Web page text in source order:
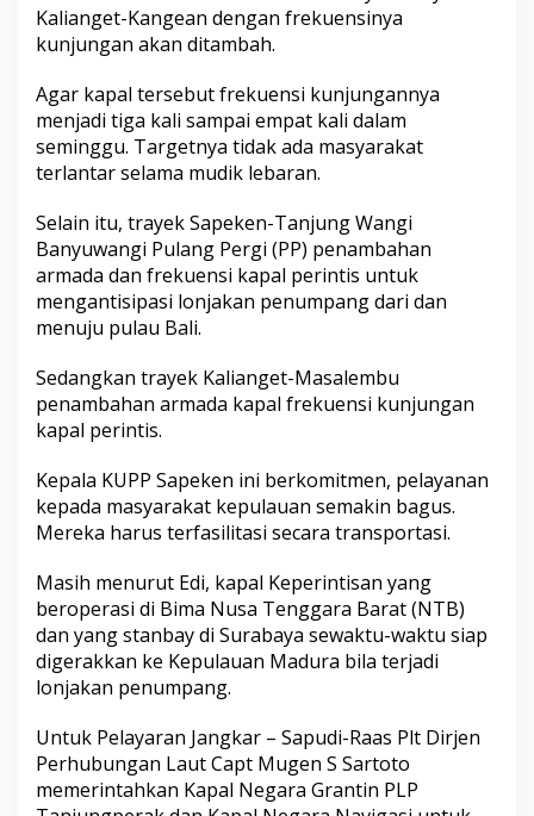
Kalianget-Kangean dengan frekuensinya
kunjungan akan ditambah.
Agar kapal tersebut frekuensi kunjungannya
menjadi tiga kali sampai empat kali dalam
seminggu. Targetnya tidak ada masyarakat
terlantar selama mudik lebaran.
Selain itu, trayek Sapeken-Tanjung Wangi
Banyuwangi Pulang Pergi (PP) penambahan
armada dan frekuensi kapal perintis untuk
mengantisipasi lonjakan penumpang dari dan
menuju pulau Bali.
Sedangkan trayek Kalianget-Masalembu
penambahan armada kapal frekuensi kunjungan
kapal perintis.
Kepala KUPP Sapeken ini berkomitmen, pelayanan
kepada masyarakat kepulauan semakin bagus.
Mereka harus terfasilitasi secara transportasi.
Masih menurut Edi, kapal Keperintisan yang
beroperasi di Bima Nusa Tenggara Barat (NTB)
dan yang stanbay di Surabaya sewaktu-waktu siap
digerakkan ke Kepulauan Madura bila terjadi
lonjakan penumpang.
Untuk Pelayaran Jangkar – Sapudi-Raas Plt Dirjen
Perhubungan Laut Capt Mugen S Sartoto
memerintahkan Kapal Negara Grantin PLP